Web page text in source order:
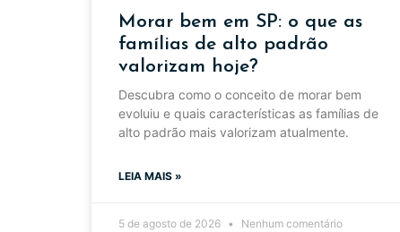
Morar bem em SP: o que as
famílias de alto padrão
valorizam hoje?
Descubra como o conceito de morar bem
evoluiu e quais características as famílias de
alto padrão mais valorizam atualmente.
LEIA MAIS »
5 de agosto de 2026 Nenhum comentário